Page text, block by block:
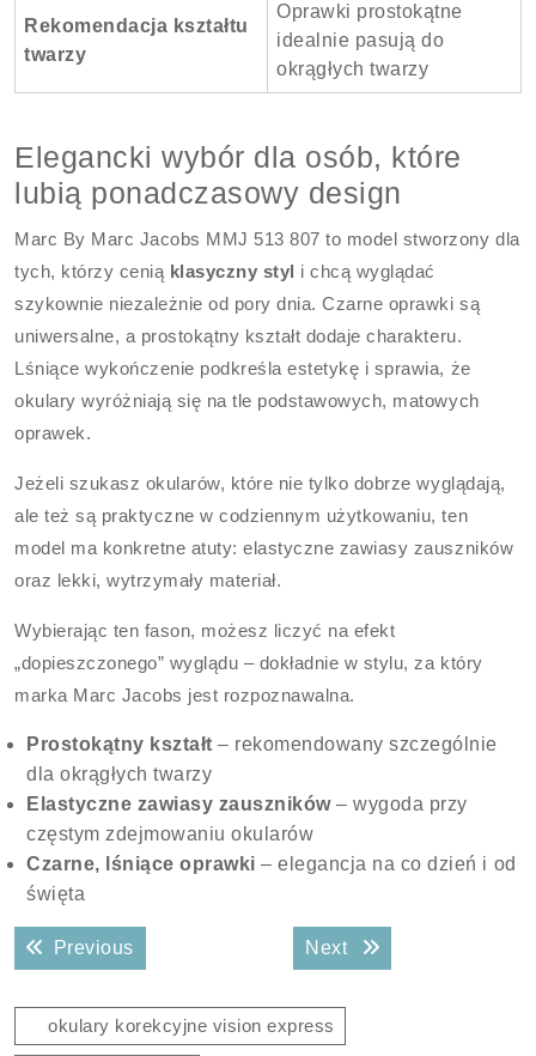
Rekomendacja kształtu
twarzy
Oprawki prostokątne
idealnie pasują do
okrągłych twarzy
Elegancki wybór dla osób, które
lubią ponadczasowy design
Marc By Marc Jacobs MMJ 513 807 to model stworzony dla
tych, którzy cenią klasyczny styl i chcą wyglądać
szykownie niezależnie od pory dnia. Czarne oprawki są
uniwersalne, a prostokątny kształt dodaje charakteru.
Lśniące wykończenie podkreśla estetykę i sprawia, że
okulary wyróżniają się na tle podstawowych, matowych
oprawek.
Jeżeli szukasz okularów, które nie tylko dobrze wyglądają,
ale też są praktyczne w codziennym użytkowaniu, ten
model ma konkretne atuty: elastyczne zawiasy zauszników
oraz lekki, wytrzymały materiał.
Wybierając ten fason, możesz liczyć na efekt
„dopieszczonego” wyglądu – dokładnie w stylu, za który
marka Marc Jacobs jest rozpoznawalna.
Prostokątny kształt – rekomendowany szczególnie
dla okrągłych twarzy
Elastyczne zawiasy zauszników– wygoda przy
częstym zdejmowaniu okularów
Czarne, lśniące oprawki – elegancja na co dzień i od
święta
Nawigacja
wpisuPreviousPrevious post: Next Next post:
okulary korekcyjne vision express